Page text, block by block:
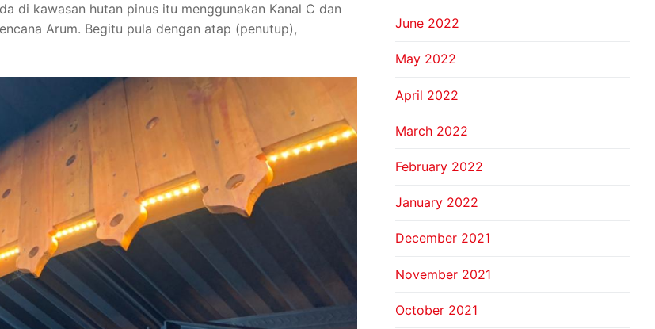
di kawasan hutan pinus itu menggunakan Kanal C dan
Arum. Begitu pula dengan atap (penutup),
June 2022
May 2022
April 2022
March 2022
February 2022
January 2022
December 2021
November 2021
October 2021